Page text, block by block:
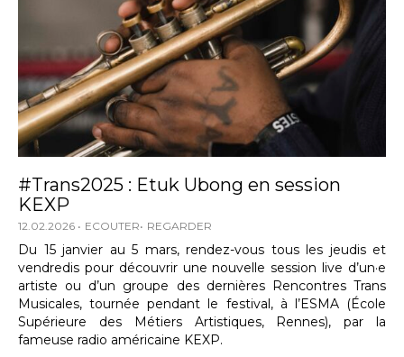
#Trans2025 : Etuk Ubong en session
KEXP
12.02.2026 ECOUTER REGARDER
Du 15 janvier au 5 mars, rendez-vous tous les jeudis et
vendredis pour découvrir une nouvelle session live d’un·e
artiste ou d’un groupe des dernières Rencontres Trans
Musicales, tournée pendant le festival, à l’ESMA (École
Supérieure des Métiers Artistiques, Rennes), par la
fameuse radio américaine KEXP.